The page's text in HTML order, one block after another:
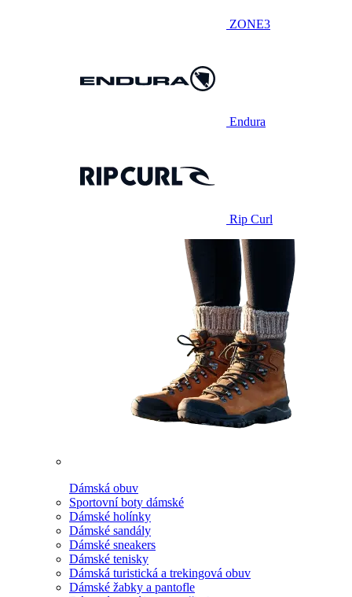
ZONE3
Endura
Rip Curl
Dámská obuv
Sportovní boty dámské
Dámské holínky
Dámské sandály
Dámské sneakers
Dámské tenisky
Dámská turistická a trekingová obuv
Dámské žabky a pantofle